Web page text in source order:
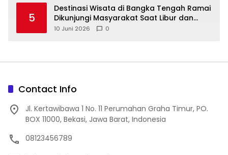
5
‎Destinasi Wisata di Bangka Tengah Ramai
Dikunjungi Masyarakat Saat Libur dan
Akhir Pekan
10 Juni 2026 0
Contact Info
Jl. Kertawibawa 1 No. 11 Perumahan Graha Timur, PO.
BOX 11000, Bekasi, Jawa Barat, Indonesia
08123456789